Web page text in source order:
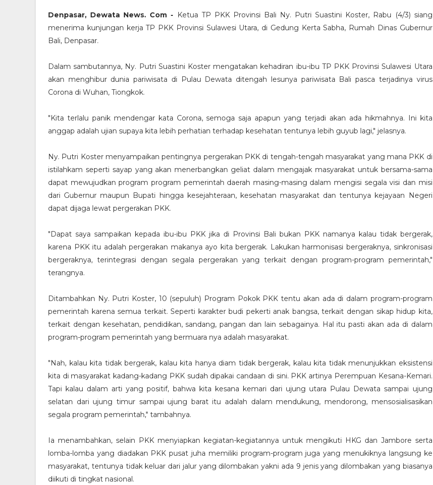
Denpasar, Dewata News. Com - Ketua TP PKK Provinsi Bali Ny. Putri Suastini Koster, Rabu (4/3) siang
menerima kunjungan kerja TP PKK Provinsi Sulawesi Utara, di Gedung Kerta Sabha, Rumah Dinas Gubernur
Bali, Denpasar.
Dalam sambutannya, Ny. Putri Suastini Koster mengatakan kehadiran ibu-ibu TP PKK Provinsi Sulawesi Utara
akan menghibur dunia pariwisata di Pulau Dewata ditengah lesunya pariwisata Bali pasca terjadinya virus
Corona di Wuhan, Tiongkok.
"Kita terlalu panik mendengar kata Corona, semoga saja apapun yang terjadi akan ada hikmahnya. Ini kita
anggap adalah ujian supaya kita lebih perhatian terhadap kesehatan tentunya lebih guyub lagi," jelasnya.
Ny. Putri Koster menyampaikan pentingnya pergerakan PKK di tengah-tengah masyarakat yang mana PKK di
istilahkam seperti sayap yang akan menerbangkan geliat dalam mengajak masyarakat untuk bersama-sama
dapat mewujudkan program program pemerintah daerah masing-masing dalam mengisi segala visi dan misi
dari Gubernur maupun Bupati hingga kesejahteraan, kesehatan masyarakat dan tentunya kejayaan Negeri
dapat dijaga lewat pergerakan PKK.
"Dapat saya sampaikan kepada ibu-ibu PKK jika di Provinsi Bali bukan PKK namanya kalau tidak bergerak,
karena PKK itu adalah pergerakan makanya ayo kita bergerak. Lakukan harmonisasi bergeraknya, sinkronisasi
bergeraknya, terintegrasi dengan segala pergerakan yang terkait dengan program-program pemerintah,"
terangnya.
Ditambahkan Ny. Putri Koster, 10 (sepuluh) Program Pokok PKK tentu akan ada di dalam program-program
pemerintah karena semua terkait. Seperti karakter budi pekerti anak bangsa, terkait dengan sikap hidup kita,
terkait dengan kesehatan, pendidikan, sandang, pangan dan lain sebagainya. Hal itu pasti akan ada di dalam
program-program pemerintah yang bermuara nya adalah masyarakat.
"Nah, kalau kita tidak bergerak, kalau kita hanya diam tidak bergerak, kalau kita tidak menunjukkan eksistensi
kita di masyarakat kadang-kadang PKK sudah dipakai candaan di sini. PKK artinya Perempuan Kesana-Kemari.
Tapi kalau dalam arti yang positif, bahwa kita kesana kemari dari ujung utara Pulau Dewata sampai ujung
selatan dari ujung timur sampai ujung barat itu adalah dalam mendukung, mendorong, mensosialisasikan
segala program pemerintah," tambahnya.
Ia menambahkan, selain PKK menyiapkan kegiatan-kegiatannya untuk mengikuti HKG dan Jambore serta
lomba-lomba yang diadakan PKK pusat juha memiliki program-program juga yang menukiknya langsung ke
masyarakat, tentunya tidak keluar dari jalur yang dilombakan yakni ada 9 jenis yang dilombakan yang biasanya
diikuti di tingkat nasional.